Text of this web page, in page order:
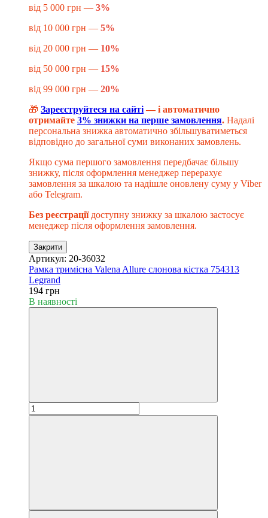
від 5 000 грн — 3%
від 10 000 грн — 5%
від 20 000 грн — 10%
від 50 000 грн — 15%
від 99 000 грн — 20%
🎁 Зареєструйтеся на сайті— і автоматично
отримайте 3% знижки на перше замовлення. Надалі
персональна знижка автоматично збільшуватиметься
відповідно до загальної суми виконаних замовлень.
Якщо сума першого замовлення передбачає більшу
знижку, після оформлення менеджер перерахує
замовлення за шкалою та надішле оновлену суму у Viber
або Telegram.
Без реєстраціїдоступну знижку за шкалою застосує
менеджер після оформлення замовлення.
Закрити
Артикул: 20-36032
Рамка тримісна Valena Allure слонова кістка 754313
Legrand
194 грн
В наявності